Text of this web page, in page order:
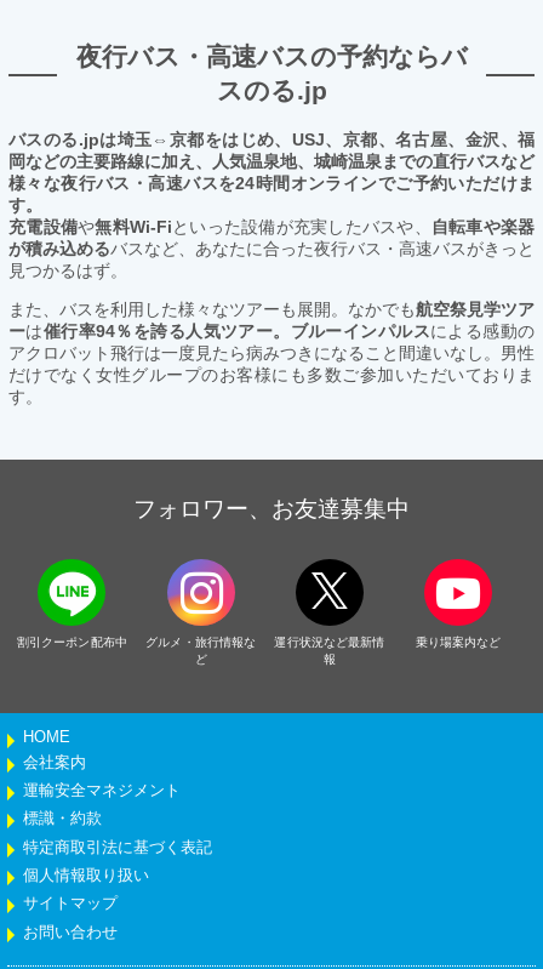
夜行バス・高速バスの予約ならバ
スのる.jp
バスのる.jpは埼玉⇔京都をはじめ、USJ、京都、名古屋、金沢、福
岡などの主要路線に加え、人気温泉地、城崎温泉までの直行バスなど
様々な夜行バス・高速バスを24時間オンラインでご予約いただけま
す。
充電設備や無料Wi-Fiといった設備が充実したバスや、
自転車や楽器
が積み込めるバスなど、あなたに合った夜行バス・高速バスがきっと
見つかるはず。
また、バスを利用した様々なツアーも展開。なかでも航空祭見学ツア
ーは催行率94％を誇る人気ツアー。ブルーインパルスによる感動の
アクロバット飛行は一度見たら病みつきになること間違いなし。男性
だけでなく女性グループのお客様にも多数ご参加いただいておりま
す。
フォロワー、お友達募集中
割引クーポン配布中
グルメ・旅行情報な
ど
運行状況など最新情
報
乗り場案内など
HOME
会社案内
運輸安全マネジメント
標識・約款
特定商取引法に基づく表記
個人情報取り扱い
サイトマップ
お問い合わせ